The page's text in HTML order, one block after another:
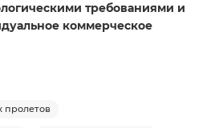
требованиями и
коммерческое
пролетов